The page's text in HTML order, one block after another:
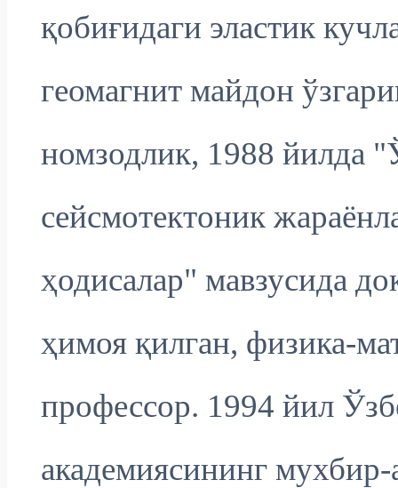
қобиғидаги эластик
геомагнит майдон
номзодлик, 1988 йилда
сейсмотектоник
ҳодисалар" мавзусида
ҳимоя қилган, физика-
профессор. 1994 йил
академиясининг